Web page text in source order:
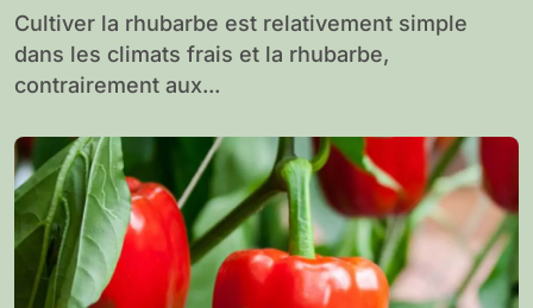
Cultiver la rhubarbe est relativement simple
dans les climats frais et la rhubarbe,
contrairement aux...